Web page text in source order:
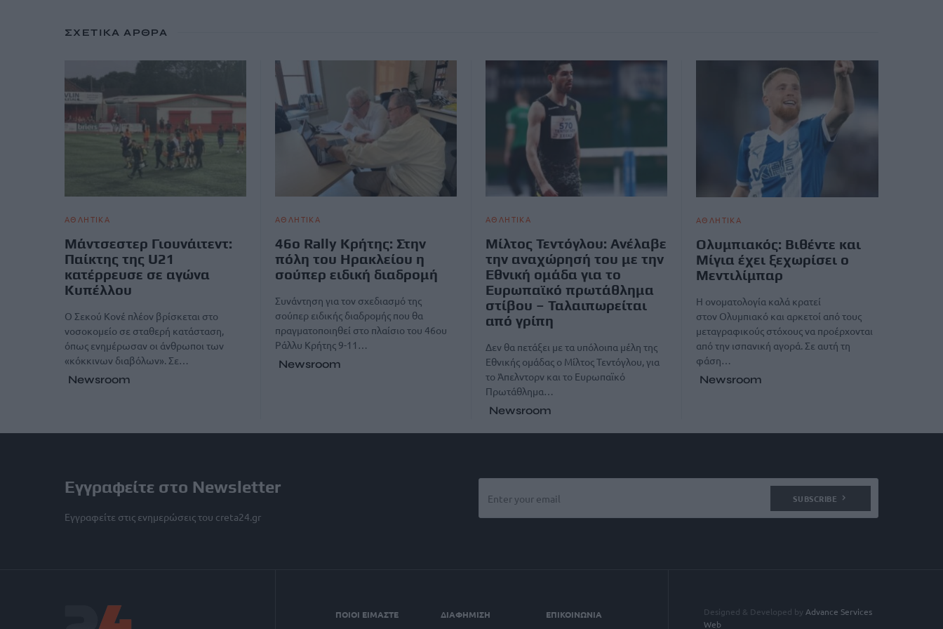
ΣΧΕΤΙΚΆ ΆΡΘΡΑ
ΑΘΛΗΤΙΚΑ
Μάντσεστερ Γιουνάιτεντ:
Παίκτης της U21
κατέρρευσε σε αγώνα
Κυπέλλου
Ο Σεκού Κονέ πλέον βρίσκεται στο
νοσοκομείο σε σταθερή κατάσταση,
όπως ενημέρωσαν οι άνθρωποι των
«κόκκινων διαβόλων». Σε…
Newsroom
ΑΘΛΗΤΙΚΑ
46ο Rally Κρήτης: Στην
πόλη του Ηρακλείου η
σούπερ ειδική διαδρομή
Συνάντηση για τον σχεδιασμό της
σούπερ ειδικής διαδρομής που θα
πραγματοποιηθεί στο πλαίσιο του 46ου
Ράλλυ Κρήτης 9-11…
Newsroom
ΑΘΛΗΤΙΚΑ
Μίλτος Τεντόγλου: Ανέλαβε
την αναχώρησή του με την
Εθνική ομάδα για το
Ευρωπαϊκό πρωτάθλημα
στίβου – Ταλαιπωρείται
από γρίπη
Δεν θα πετάξει με τα υπόλοιπα μέλη της
Εθνικής ομάδας ο Μίλτος Τεντόγλου, για
το Άπελντορν και το Ευρωπαϊκό
Πρωτάθλημα…
Newsroom
ΑΘΛΗΤΙΚΑ
Ολυμπιακός: Βιθέντε και
Μίγια έχει ξεχωρίσει ο
Μεντιλίμπαρ
Η ονοματολογία καλά κρατεί
στον Ολυμπιακό και αρκετοί από τους
μεταγραφικούς στόχους να προέρχονται
από την ισπανική αγορά. Σε αυτή τη
φάση…
Newsroom
Εγγραφείτε στο Newsletter
Εγγραφείτε στις ενημερώσεις του creta24.gr
SUBSCRIBE
ΠΟΙΟΙ ΕΙΜΑΣΤΕ ΔΙΑΦΗΜΙΣΗ ΕΠΙΚΟΙΝΩΝΙΑ Designed & Developed by Advance Services
Web